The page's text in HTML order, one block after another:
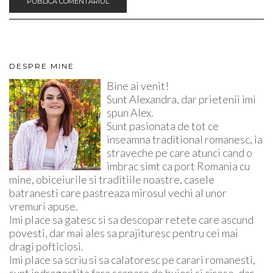
DESPRE MINE
Bine ai venit!
Sunt Alexandra, dar prietenii imi
spun Alex.
Sunt pasionata de tot ce
inseamna traditional romanesc, ia
straveche pe care atunci cand o
imbrac simt ca port Romania cu
mine, obiceiurile si traditiile noastre, casele
batranesti care pastreaza mirosul vechi al unor
vremuri apuse.
Imi place sa gatesc si sa descopar retete care ascund
povesti, dar mai ales sa prajituresc pentru cei mai
dragi pofticiosi.
Imi place sa scriu si sa calatoresc pe carari romanesti,